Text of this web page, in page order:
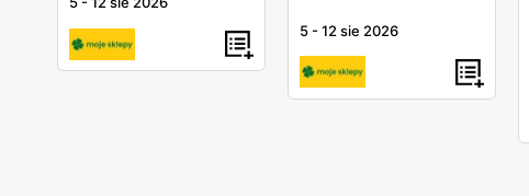
5 -12 sie 2026